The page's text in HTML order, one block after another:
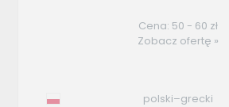
Cena: 50 - 60 zł
Zobacz ofertę »
polski–grecki